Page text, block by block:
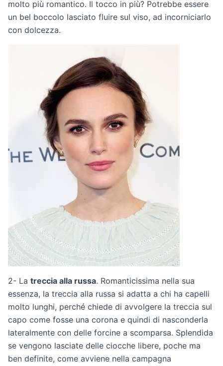
molto più romantico. Il tocco in più? Potrebbe essere
un bel boccolo lasciato fluire sul viso, ad incorniciarlo
con dolcezza.
2- La treccia alla russa. Romanticissima nella sua
essenza, la treccia alla russa si adatta a chi ha capelli
molto lunghi, perché chiede di avvolgere la treccia sul
capo come fosse una corona e quindi di nasconderla
lateralmente con delle forcine a scomparsa. Splendida
se vengono lasciate delle ciocche libere, poche ma
ben definite, come avviene nella campagna